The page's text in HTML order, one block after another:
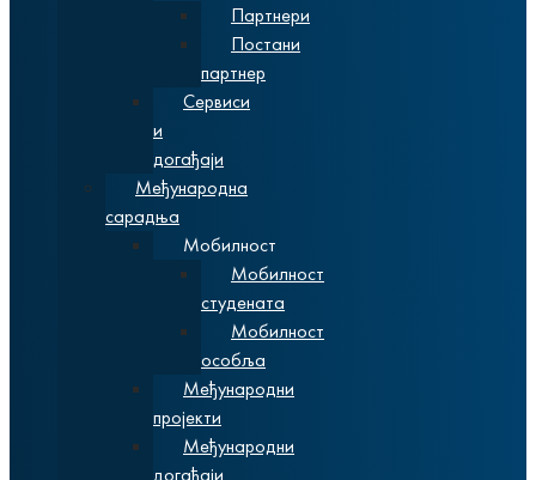
Партнери
Постани
партнер
Сервиси
и
догађаји
Међународна
сарадња
Мобилност
Мобилност
студената
Мобилност
особља
Међународни
пројекти
Међународни
догађаји